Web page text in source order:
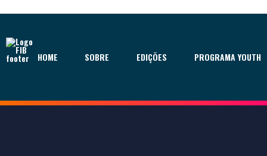
HOME SOBRE EDIÇÕES PROGRAMA YOUTH